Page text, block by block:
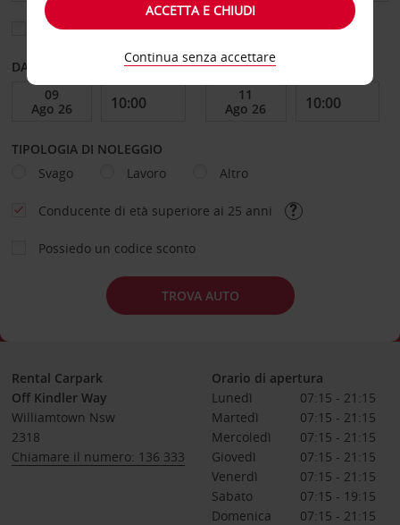
Scegli una località di riconsegna diversa
DAL GIORNO AL GIORNO
TIPOLOGIA DI NOLEGGIO
Svago
Lavoro Altro
Conducente di età superiore ai 25 anni
Possiedo un codice sconto
TROVA AUTO
Rental Carpark
Off Kindler Way
Williamtown Nsw
2318
Chiamare il numero: 136 333
Orario di apertura
Lunedì
07:15 - 21:15
Martedì
07:15 - 21:15
Mercoledì
07:15 - 21:15
Giovedì
07:15 - 21:15
Venerdì
07:15 - 21:15
Sabato
07:15 - 19:15
Domenica
07:15 - 21:15
ACCETTA E CHIUDI
Continua senza accettare